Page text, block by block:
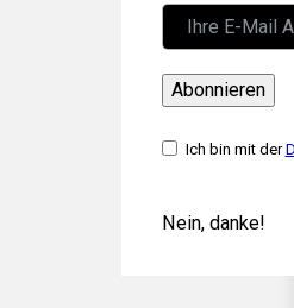
Abonnieren
Ich bin mit der
Nein, danke!